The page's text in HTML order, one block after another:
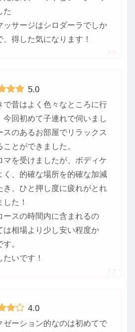
た
ッサージはシロダーラでしか
得した気になります！
5.0
で昔はよく色々なところに行
今回初めて子連れで伺いまし
スのあるお部屋でリラックス
とができました。
マを受けましたが、ボディケ
く、的確な場所を的確な加減
き、ひと押し度に疲れがとれ
た！
ースの時間内に含まれるの
は相場より少し安い程度か
。
いです！
4.0
ゼーション的なのは初めてで